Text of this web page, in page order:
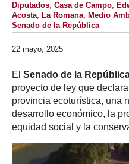
Diputados, Casa de Campo,
Acosta, La Romana, Medio
Senado de la República
22 mayo, 2025
El Senado de la
proyecto de ley que
provincia ecoturística, una
desarrollo económico, la
equidad social y la